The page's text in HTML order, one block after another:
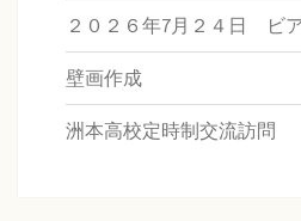
２０２６年7月２４日 ビ
壁画作成
洲本高校定時制交流訪問